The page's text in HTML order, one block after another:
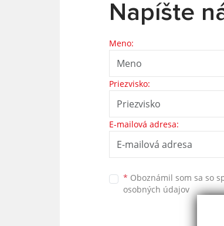
Napíšte
Meno:
Priezvisko:
E-mailová adresa:
* Oboznámil som sa so
osobných údajov